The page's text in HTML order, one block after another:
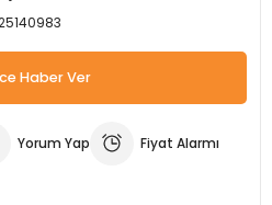
Köpek Elbiseleri
Köpek Kapıları
Köpek Kemikleri
Kedi Oyuncakları
Kedi Sağlık Ürünleri
Kedi Şampuanları
İşkenceler ve Mengeneler
Kargaburun
Lokma Takımları
Döşeme Çivi Zımba Çakma
Elektrikli Tornavidalar
Haber Ver
Yorum Yap Fiyat Alarmı